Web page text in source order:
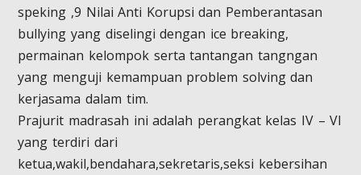
speking ,9 Nilai Anti Korupsi dan Pemberantasan
bullying yang diselingi dengan ice breaking,
permainan kelompok serta tantangan tangngan
yang menguji kemampuan problem solving dan
kerjasama dalam tim.
Prajurit madrasah ini adalah perangkat kelas IV – VI
yang terdiri dari
ketua,wakil,bendahara,sekretaris,seksi kebersihan